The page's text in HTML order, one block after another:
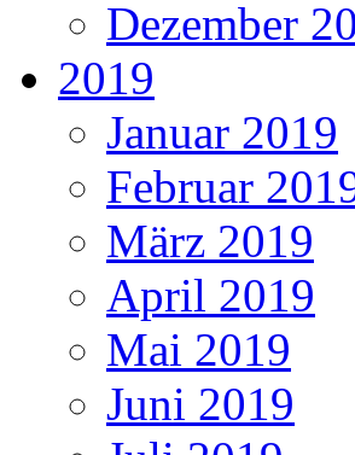
Dezember
2019
Januar 2019
Februar
März 2019
April 2019
Mai 2019
Juni 2019